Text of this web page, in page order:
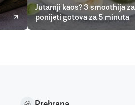
Jutarnji kaos? 3 smoothija za
ponijeti gotova za 5 minuta